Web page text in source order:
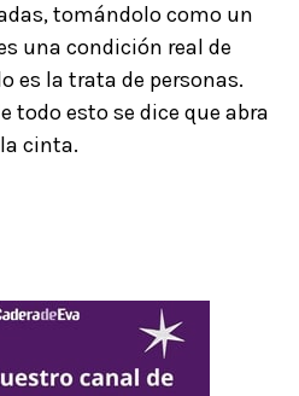
tomándolo como un
una condición real de
es la trata de personas.
todo esto se dice que abra
cinta.